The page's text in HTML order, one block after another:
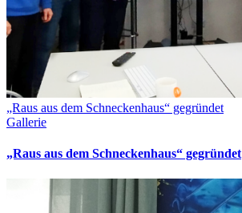
„Raus aus dem Schneckenhaus“ gegründet
Gallerie
„Raus aus dem Schneckenhaus“ gegründet